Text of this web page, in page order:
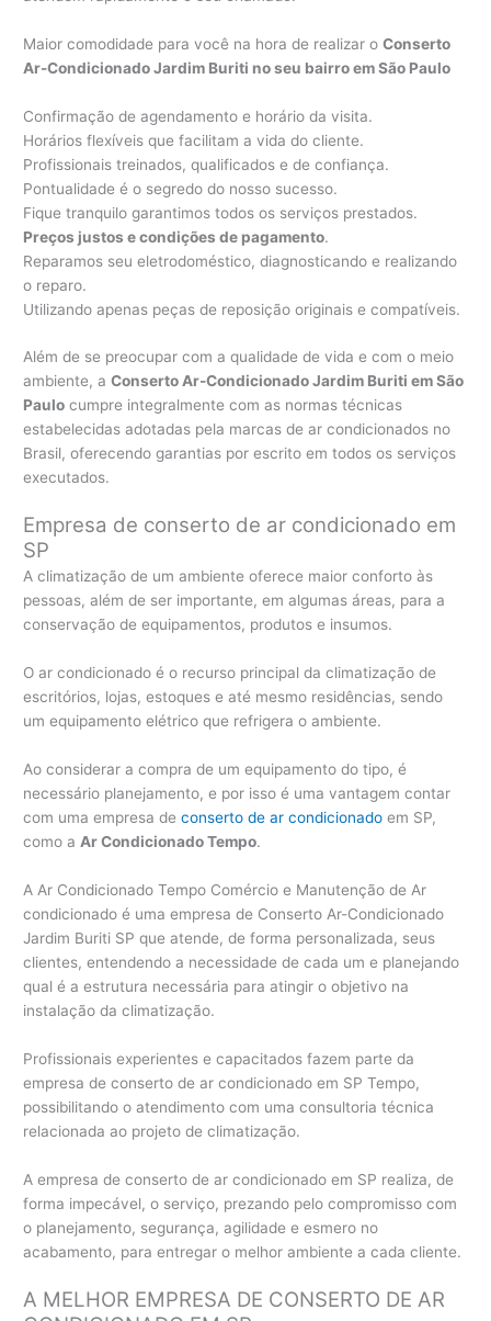
Maior comodidade para você na hora de realizar oConserto
Ar-Condicionado Jardim Buriti no seu bairro em São Paulo
Confirmação de agendamento e horário da visita.
Horários flexíveis que facilitam a vida do cliente.
Profissionais treinados, qualificados e de confiança.
Pontualidade é o segredo do nosso sucesso.
Fique tranquilo garantimos todos os serviços prestados.
Preços justos e condições de pagamento.
Reparamos seu eletrodoméstico, diagnosticando e realizando
o reparo.
Utilizando apenas peças de reposição originais e compatíveis.
Além de se preocupar com a qualidade de vida e com o meio
ambiente, aConserto Ar-Condicionado Jardim Buriti em São
Paulo cumpre integralmente com as normas técnicas
estabelecidas adotadas pela marcas de ar condicionados no
Brasil, oferecendo garantias por escrito em todos os serviços
executados.
Empresa de conserto de ar condicionado em
SP
A climatização de um ambiente oferece maior conforto às
pessoas, além de ser importante, em algumas áreas, para a
conservação de equipamentos, produtos e insumos.
O ar condicionado é o recurso principal da climatização de
escritórios, lojas, estoques e até mesmo residências, sendo
um equipamento elétrico que refrigera o ambiente.
Ao considerar a compra de um equipamento do tipo, é
necessário planejamento, e por isso é uma vantagem contar
com uma empresa deconserto de ar condicionado em SP,
como a Ar Condicionado Tempo.
A Ar Condicionado Tempo Comércio e Manutenção de Ar
condicionado é uma empresa de Conserto Ar-Condicionado
Jardim Buriti SP que atende, de forma personalizada, seus
clientes, entendendo a necessidade de cada um e planejando
qual é a estrutura necessária para atingir o objetivo na
instalação da climatização.
Profissionais experientes e capacitados fazem parte da
empresa de conserto de ar condicionado em SP Tempo,
possibilitando o atendimento com uma consultoria técnica
relacionada ao projeto de climatização.
A empresa de conserto de ar condicionado em SP realiza, de
forma impecável, o serviço, prezando pelo compromisso com
o planejamento, segurança, agilidade e esmero no
acabamento, para entregar o melhor ambiente a cada cliente.
A MELHOR EMPRESA DE CONSERTO DE AR